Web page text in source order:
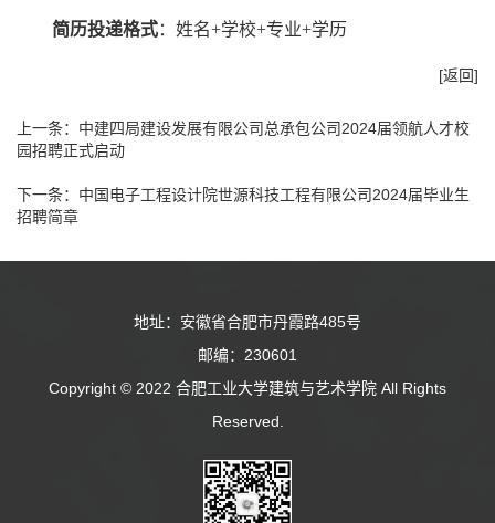
简历投递格式：姓名+学校+专业+学历
[返回]
上一条： 中建四局建设发展有限公司总承包公司2024届领航人才校
园招聘正式启动
下一条： 中国电子工程设计院世源科技工程有限公司2024届毕业生
招聘简章
地址：安徽省合肥市丹霞路485号
邮编：230601
Copyright © 2022 合肥工业大学建筑与艺术学院 All Rights
Reserved.